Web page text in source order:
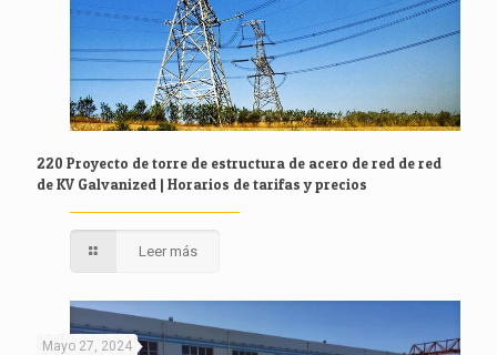
220 Proyecto de torre de estructura de acero de red de red
de KV Galvanized | Horarios de tarifas y precios
Leer más
Mayo 27, 2024